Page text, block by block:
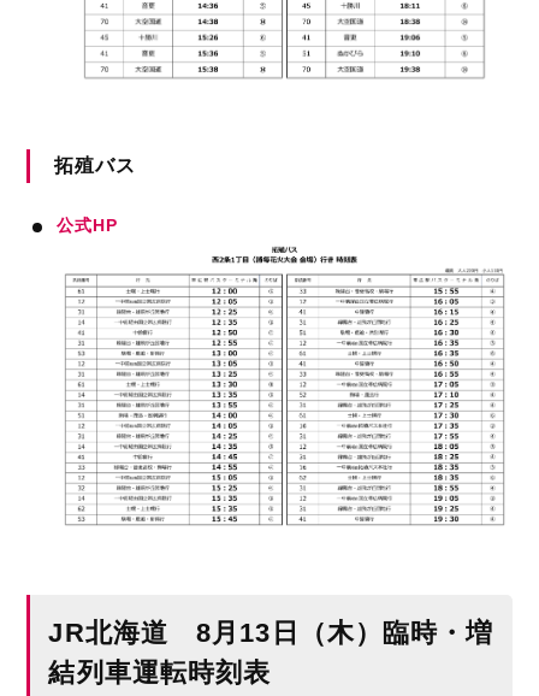
拓殖バス
公式HP
JR北海道 8月13日（木）臨時・増
結列車運転時刻表